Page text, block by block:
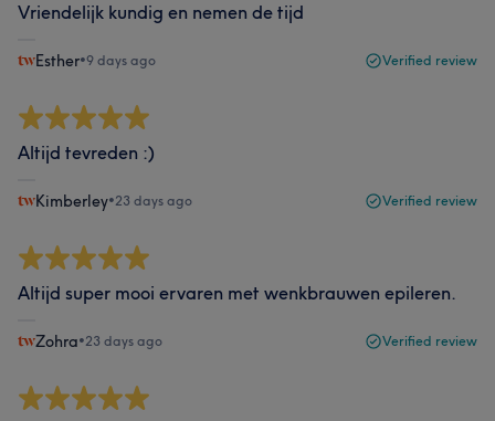
Vriendelijk kundig en nemen de tijd
Esther•9 days ago Verified review
Altijd tevreden :)
Kimberley•23 days ago Verified review
Altijd super mooi ervaren met wenkbrauwen epileren.
Zohra•23 days ago Verified review